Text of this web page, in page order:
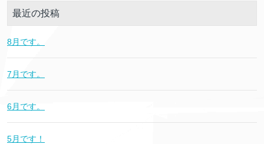
最近の投稿
8月です。
7月です。
6月です。
5月です！